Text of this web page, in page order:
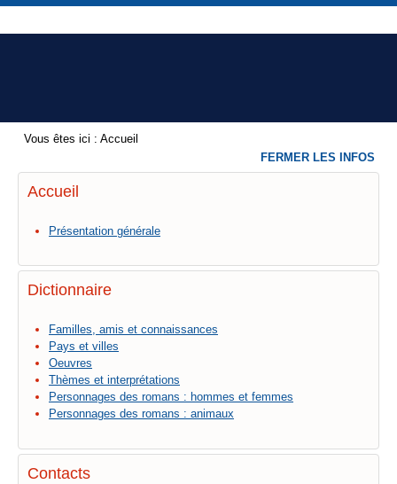
Vous êtes ici : Accueil
Accueil
Présentation générale
Dictionnaire
Familles, amis et connaissances
Pays et villes
Oeuvres
Thèmes et interprétations
Personnages des romans : hommes et femmes
Personnages des romans : animaux
Contacts
FERMER LES INFOS